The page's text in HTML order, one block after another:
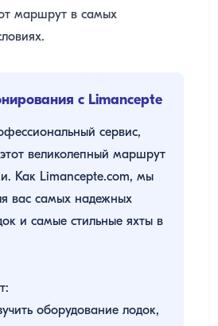
маршрут в самых
с Limancepte
сервис,
великолепный маршрут
Как Limancepte.com, мы
вас самых надежных
и самые стильные яхты в
оборудование лодок,